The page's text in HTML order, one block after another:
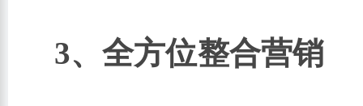
3、全方位整合营销